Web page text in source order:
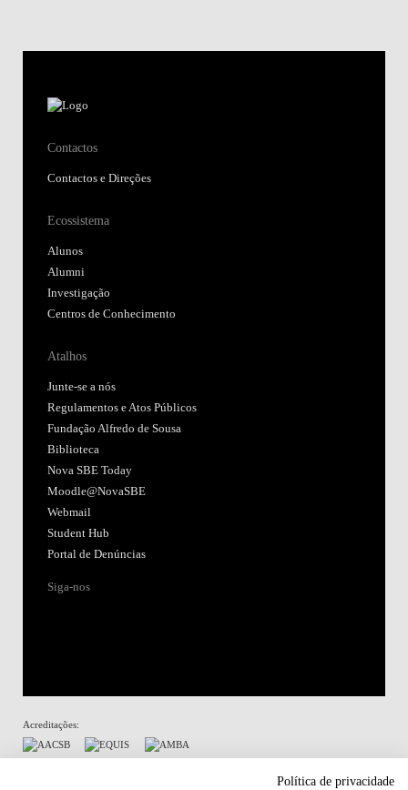
Contactos
Contactos e Direções
Ecossistema
Alunos
Alumni
Investigação
Centros de Conhecimento
Atalhos
Junte-se a nós
Regulamentos e Atos Públicos
Fundação Alfredo de Sousa
Biblioteca
Nova SBE Today
Moodle@NovaSBE
Webmail
Student Hub
Portal de Denúncias
Siga-nos
Acreditações:
Política de privacidade